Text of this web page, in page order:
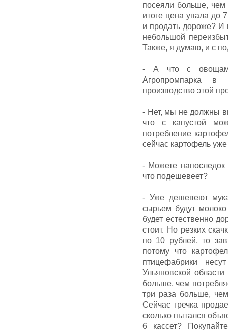
посеяли больше,
итоге цена упала до
и продать дороже?
небольшой
Также, я думаю, и с
- А что с
Агропромпарка в
производство этой
- Нет, мы не должны
что с капустой
потребление
сейчас картофель
- Можете напоследок
что подешевеет?
- Уже дешевеют
сырьем будут
будет естественно
стоит. Но резких
по 10 рублей, то
потому что
птицефабрики
Ульяновской
больше, чем
три раза больше,
Сейчас гречка
сколько пытался
6 кассет?